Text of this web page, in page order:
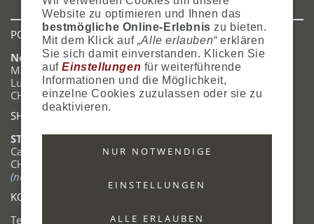
WIDERRUFSRECHTSITEMAPHILFECOOKIES
POSTADRESSE
Nostalgie- & Geschenk Shop
Maja Schmid
Luzernerstrasse 14
CH-6353 Weggis
SHOWROOM
STANDORT:
Calendariaweg 1
CH-6405 Immensee
(nur auf Terminabsprache)
KONTAKT
Tel.: +41 (0)41 390 07 03
Website zu optimieren und Ihnen das
bestmögliche Online-Erlebnis zu bieten.
Mit dem Klick auf „Alle erlauben“erklären
Sie sich damit einverstanden. Klicken Sie
aufEinstellungen für weiterführende
Informationen und die Möglichkeit,
einzelne Cookies zuzulassen oder sie zu
deaktivieren.
NUR NOTWENDIGE
EINSTELLUNGEN
ALLE ERLAUBEN